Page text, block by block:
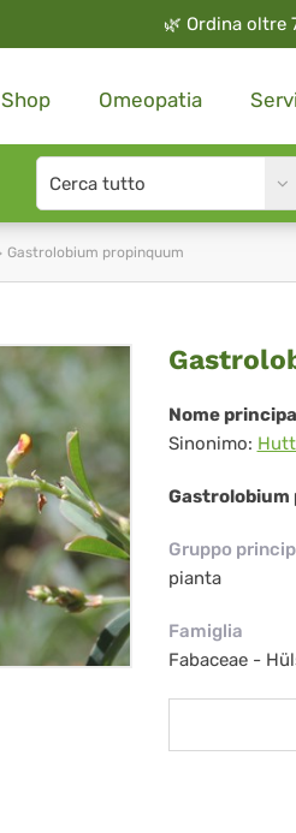
🌿 Ordina oltre
Shop Omeopatia
Search
type
Gastrolobium propinquum
Nome
Sinonimo:
Gruppo
pianta
Famiglia
Fabaceae -